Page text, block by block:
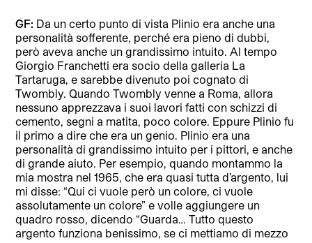
GF: Da un certo punto di vista Plinio era anche una
personalità sofferente, perché era pieno di dubbi,
però aveva anche un grandissimo intuito. Al tempo
Giorgio Franchetti era socio della galleria La
Tartaruga, e sarebbe divenuto poi cognato di
Twombly. Quando Twombly venne a Roma, allora
nessuno apprezzava i suoi lavori fatti con schizzi di
cemento, segni a matita, poco colore. Eppure Plinio fu
il primo a dire che era un genio. Plinio era una
personalità di grandissimo intuito per i pittori, e anche
di grande aiuto. Per esempio, quando montammo la
mia mostra nel 1965, che era quasi tutta d’argento, lui
mi disse: “Qui ci vuole però un colore, ci vuole
assolutamente un colore” e volle aggiungere un
quadro rosso, dicendo “Guarda… Tutto questo
argento funziona benissimo, se ci mettiamo di mezzo